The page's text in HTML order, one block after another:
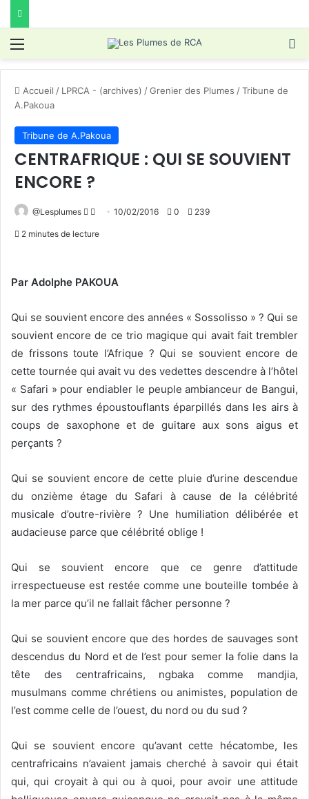
Menu
Accueil / LPRCA - (archives) /Grenier des Plumes /Tribune de
A.Pakoua
Tribune de A.Pakoua
CENTRAFRIQUE : QUI SE SOUVIENT
ENCORE ?
@Lesplumes
Follow
Envoyer10/02/2016 0 239
2 minutes de lecture
Par Adolphe PAKOUA
Qui se souvient encore des années « Sossolisso » ? Qui se
souvient encore de ce trio magique qui avait fait trembler
de frissons toute l’Afrique ? Qui se souvient encore de
cette tournée qui avait vu des vedettes descendre à l’hôtel
« Safari » pour endiabler le peuple ambianceur de Bangui,
sur des rythmes époustouflants éparpillés dans les airs à
coups de saxophone et de guitare aux sons aigus et
perçants ?
Qui se souvient encore de cette pluie d’urine descendue
du onzième étage du Safari à cause de la célébrité
musicale d’outre-rivière ? Une humiliation délibérée et
audacieuse parce que célébrité oblige !
Qui se souvient encore que ce genre d’attitude
irrespectueuse est restée comme une bouteille tombée à
la mer parce qu’il ne fallait fâcher personne ?
Qui se souvient encore que des hordes de sauvages sont
descendus du Nord et de l’est pour semer la folie dans la
tête des centrafricains, ngbaka comme mandjia,
musulmans comme chrétiens ou animistes, population de
l’est comme celle de l’ouest, du nord ou du sud ?
Qui se souvient encore qu’avant cette hécatombe, les
centrafricains n’avaient jamais cherché à savoir qui était
qui, qui croyait à qui ou à quoi, pour avoir une attitude